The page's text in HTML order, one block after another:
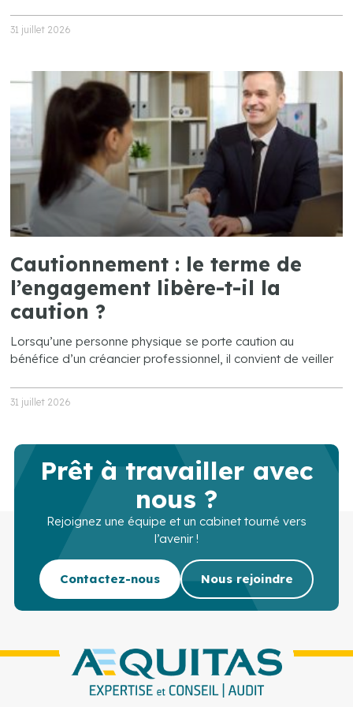
31 juillet 2026
Cautionnement : le terme de
l’engagement libère-t-il la
caution ?
Lorsqu’une personne physique se porte caution au
bénéfice d’un créancier professionnel, il convient de veiller
31 juillet 2026
Prêt à travailler avec
nous ?
Rejoignez une équipe et un cabinet tourné vers
l’avenir !
Contactez-nous Nous rejoindre